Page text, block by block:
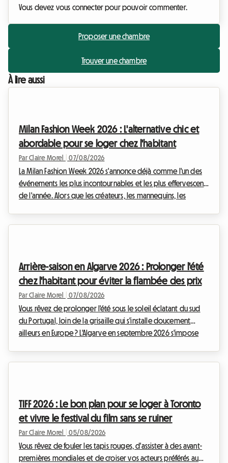
Vous devez vous connecter pour pouvoir commenter.
Proposer une chambre
Trouver une chambre
À lire aussi
Milan Fashion Week 2026 : L'alternative chic et
abordable pour se loger chez l'habitant
Par Claire Morel 07/08/2026
La Milan Fashion Week 2026 s'annonce déjà comme l'un des
événements les plus incontournables et les plus effervescents
de l'année. Alors que les créateurs, les mannequins, les
du combattant lors de ces périodes de ...
Arrière-saison en Algarve 2026 : Prolonger l'été
chez l'habitant pour éviter la flambée des prix
Par Claire Morel 07/08/2026
Vous rêvez de prolonger l'été sous le soleil éclatant du sud
du Portugal, loin de la grisaille qui s'installe doucement
ailleurs en Europe ? L'Algarve en septembre 2026 s'impose
portugais. Cependant, un obstacle de ...
TIFF 2026 : Le bon plan pour se loger à Toronto
et vivre le festival du film sans se ruiner
Par Claire Morel 05/08/2026
Vous rêvez de fouler les tapis rouges, d'assister à des avant-
premières mondiales et de croiser vos acteurs préférés au